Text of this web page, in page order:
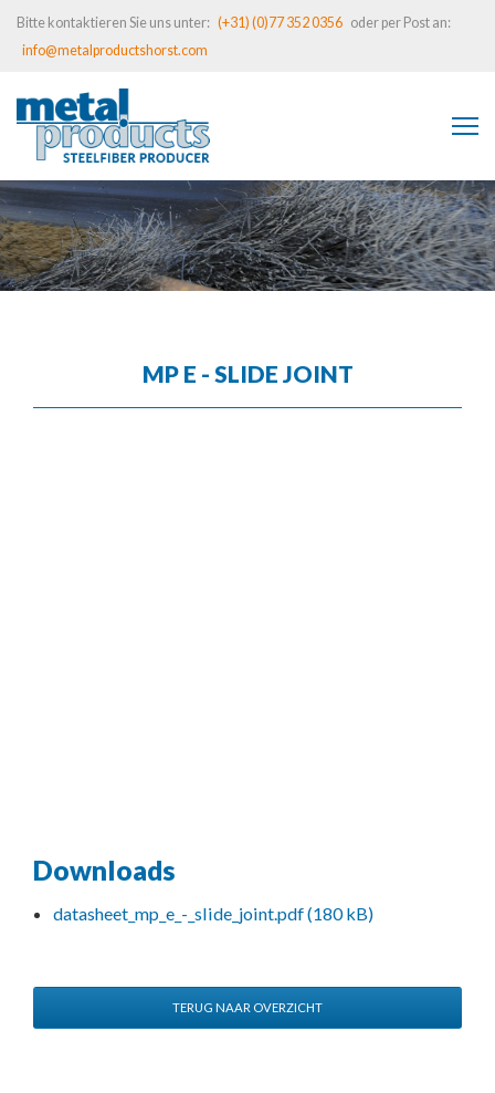
Bitte kontaktieren Sie uns unter: (+31) (0)77 352 0356 oder per Post an:
info@metalproductshorst.com
MP E - SLIDE JOINT
Downloads
datasheet_mp_e_-_slide_joint.pdf (180 kB)
TERUG NAAR OVERZICHT